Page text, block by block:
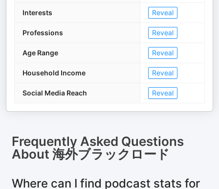
Interests Reveal
Professions Reveal
Age Range Reveal
Household Income Reveal
Social Media Reach Reveal
Frequently Asked Questions
About 海外ブラックロード
Where can I find podcast stats for